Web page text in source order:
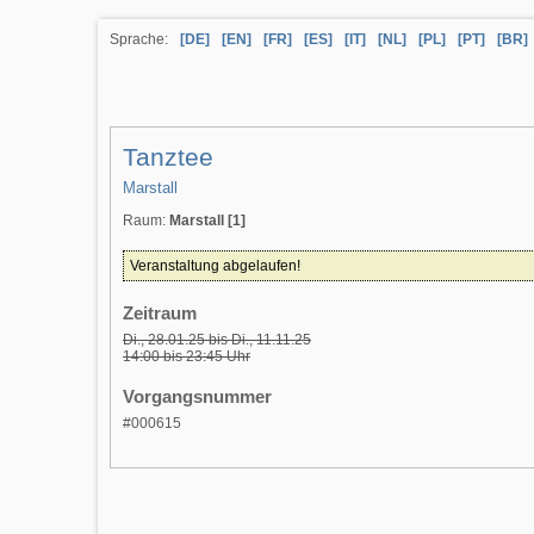
Sprache: [DE] [EN] [FR] [ES] [IT] [NL] [PL] [PT] [BR]
Tanztee
Marstall
Raum: Marstall [1]
Veranstaltung abgelaufen!
Zeitraum
Di., 28.01.25 bis Di., 11.11.25
14:00 bis 23:45 Uhr
Vorgangsnummer
#000615